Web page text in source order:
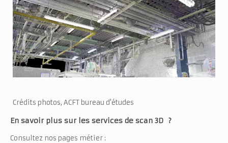
Crédits photos, ACFT bureau d'études
En savoir plus sur les services de scan 3D ?
Consultez nos pages métier :